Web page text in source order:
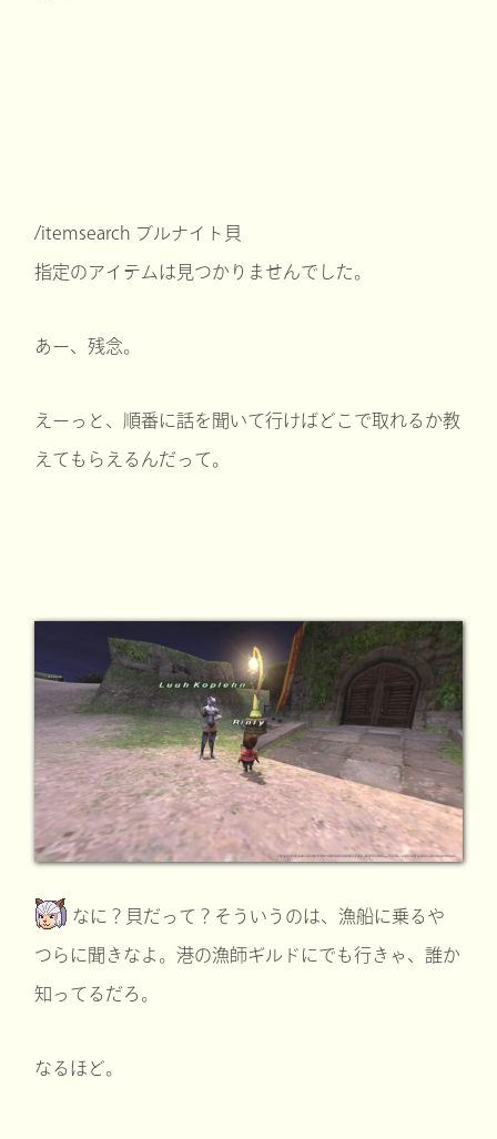
/itemsearch ブルナイト貝
指定のアイテムは見つかりませんでした。
あー、残念。
えーっと、順番に話を聞いて行けばどこで取れるか教
えてもらえるんだって。
なに？貝だって？そういうのは、漁船に乗るや
つらに聞きなよ。港の漁師ギルドにでも行きゃ、誰か
知ってるだろ。
なるほど。